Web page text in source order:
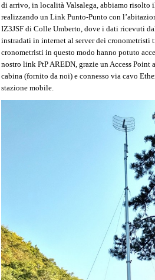
di arrivo, in località Valsalega, abbiamo risolto
realizzando un Link Punto-Punto con
IZ3JSF di Colle Umberto, dove i dati ricevuti
instradati in internet al server dei cronometristi
cronometristi in questo modo hanno potuto
nostro link PtP AREDN, grazie un Access Point
cabina (fornito da noi) e connesso via cavo
stazione mobile.